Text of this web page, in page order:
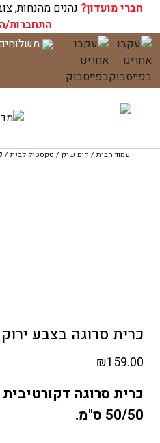
חברי מועדון? נהנים מהנחות,
התחברות/
דלג
לתוכן
משלוחים
עגלת
עמוד הבית/ הום שיק/ טקסטיל לבית/
כרית סרוגה בצבע ירוק
₪159.00
כרית סרוגה
50/50 ס"מ.